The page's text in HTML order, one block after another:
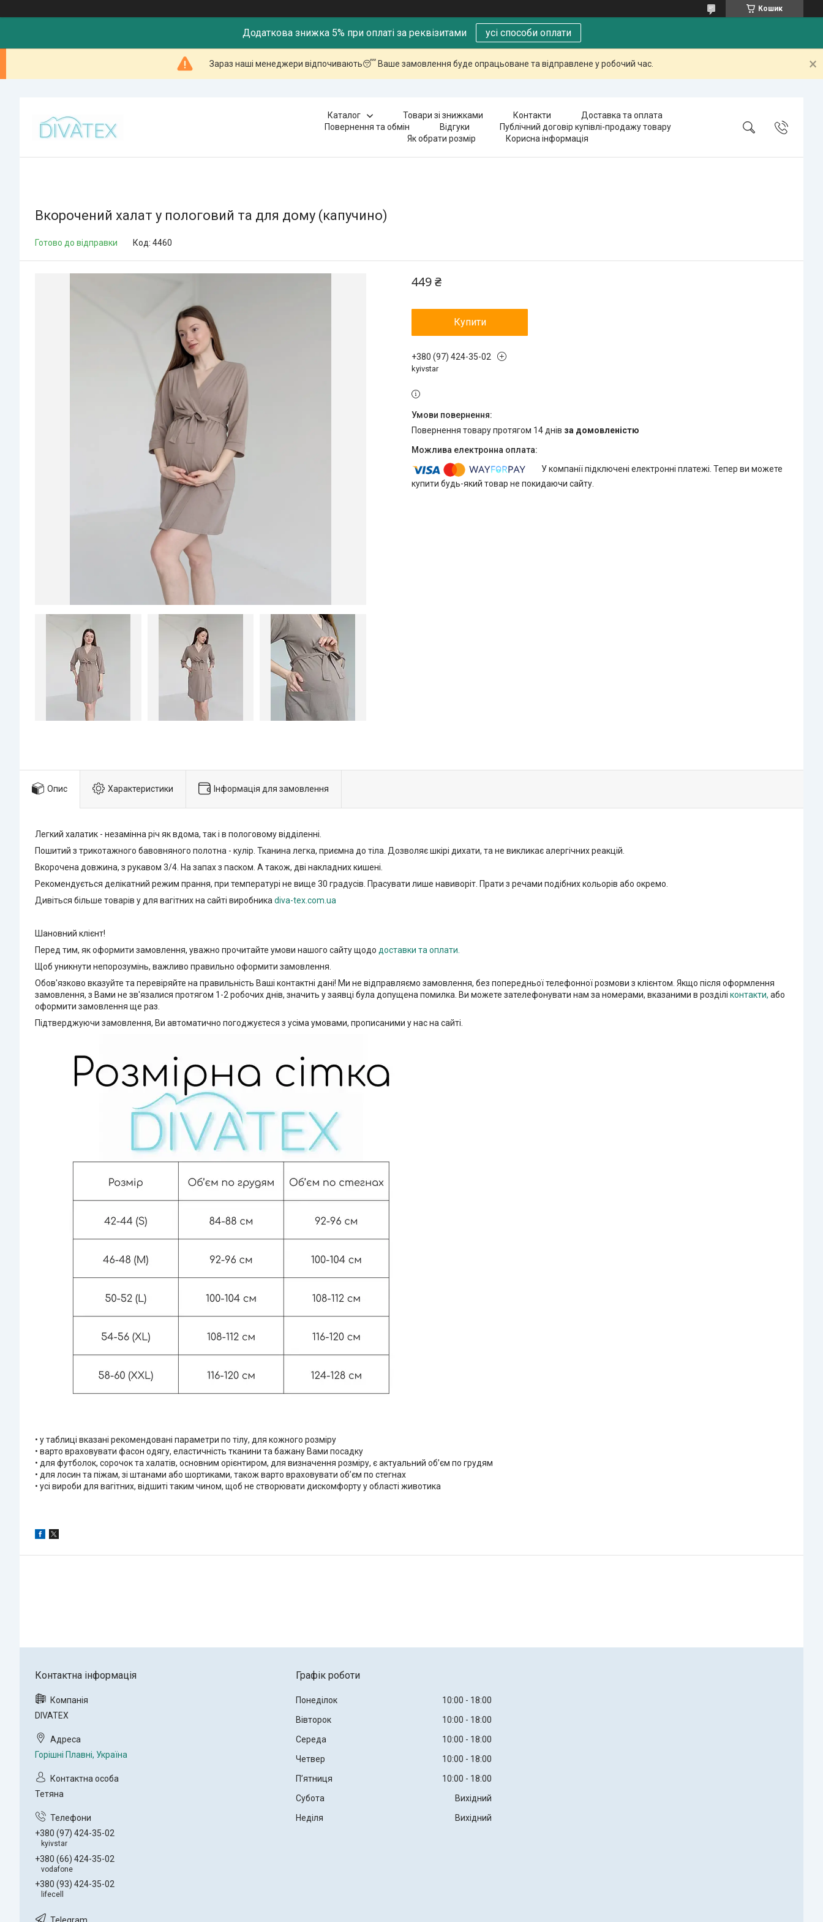
Кошик
Додаткова знижка 5% при оплаті за реквізитами усі способи оплати
Зараз наші менеджери відпочивають😴 Ваше замовлення буде опрацьоване та відправлене у робочий час.
Каталог Товари зі знижками Контакти
Доставка та оплата
Повернення та обмін
Відгуки
Публічний договір купівлі-продажу товару
Як обрати розмір
Корисна інформація
Вкорочений халат у пологовий та для дому (капучино)
Готово до відправки Код: 4460
449 ₴
Купити
+380 (97) 424-35-02
kyivstar
повернення товару протягом 14 днів за домовленістю
У компанії підключені електронні платежі. Тепер ви можете
купити будь-який товар не покидаючи сайту.
Опис Характеристики Інформація для замовлення
Легкий халатик - незамінна річ як вдома, так і в пологовому відділенні.
Пошитий з трикотажного бавовняного полотна - кулір. Тканина легка, приємна до тіла. Дозволяє шкірі дихати, та не викликає алергічних реакцій.
Вкорочена довжина, з рукавом 3/4. На запах з паском. А також, дві накладних кишені.
Рекомендується делікатний режим прання, при температурі не вище 30 градусів. Прасувати лише навиворіт. Прати з речами подібних кольорів або окремо.
Дивіться більше товарів у для вагітних на сайті виробника diva-tex.com.ua
Шановний клієнт!
Перед тим, як оформити замовлення, уважно прочитайте умови нашого сайту щодо доставки та оплати.
Щоб уникнути непорозумінь, важливо правильно оформити замовлення.
Обов'язково вказуйте та перевіряйте на правильність Ваші контактні дані! Ми не відправляємо замовлення, без попередньої телефонної розмови з клієнтом. Якщо після оформлення
замовлення, з Вами не зв'язалися протягом 1-2 робочих днів, значить у заявці була допущена помилка. Ви можете зателефонувати нам за номерами, вказаними в розділі контакти, або
оформити замовлення ще раз.
Підтверджуючи замовлення, Ви автоматично погоджуєтеся з усіма умовами, прописаними у нас на сайті.
• у таблиці вказані рекомендовані параметри по тілу, для кожного розміру
• варто враховувати фасон одягу, еластичність тканини та бажану Вами посадку
• для футболок, сорочок та халатів, основним орієнтиром, для визначення розміру, є актуальний об’єм по грудям
• для лосин та піжам, зі штанами або шортиками, також варто враховувати об’єм по стегнах
• усі вироби для вагітних, відшиті таким чином, щоб не створювати дискомфорту у області животика
DIVATEX
Горішні Плавні, Україна
Тетяна
+380 (97) 424-35-02
kyivstar
+380 (66) 424-35-02
vodafone
+380 (93) 424-35-02
lifecell
Графік роботи
Понеділок 10:00
18:00
Вівторок
10:00
18:00
Середа
10:00
18:00
Четвер
10:00
18:00
Пʼятниця
10:00
18:00
Субота
Вихідний
Неділя
Вихідний